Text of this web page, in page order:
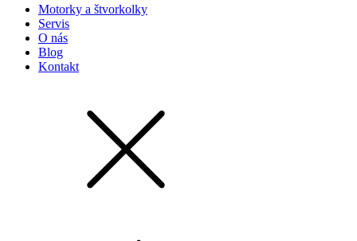
Motorky a štvorkolky
Servis
O nás
Blog
Kontakt